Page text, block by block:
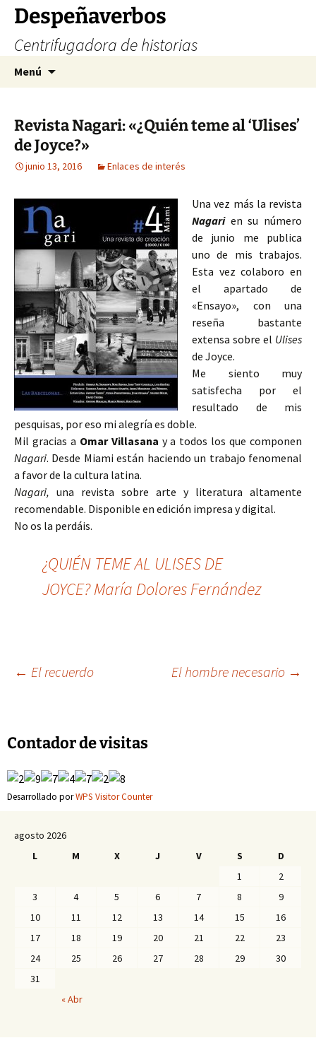
Saltar
contenido
Despeñaverbos
Centrifugadora de historias
Menú
Revista Nagari: «¿Quién teme al ‘Ulises’
de Joyce?»
junio 13, 2016 Enlaces de interés
Una vez más la revista
Nagari en su número
de junio me publica
uno de mis trabajos.
Esta vez colaboro en
el apartado de
«Ensayo», con una
reseña bastante
extensa sobre el Ulises
de Joyce.
Me siento muy
satisfecha por el
resultado de mis
pesquisas, por eso mi alegría es doble.
Mil gracias a Omar Villasana y a todos los que componen
Nagari. Desde Miami están haciendo un trabajo fenomenal
a favor de la cultura latina.
Nagari, una revista sobre arte y literatura altamente
recomendable. Disponible en edición impresa y digital.
No os la perdáis.
¿QUIÉN TEME AL ULISES DE
JOYCE? María Dolores Fernández
Navegación
de
entradas
← El recuerdo El hombre necesario →
Contador de visitas
Desarrollado porWPS Visitor Counter
agosto 2026
L
M X J V S
D
1
2
3
4 5 6 7 8
9
10
11 12 13 14 15
16
17
18 19 20 21 22
23
24
25 26 27 28 29
30
31
« Abr